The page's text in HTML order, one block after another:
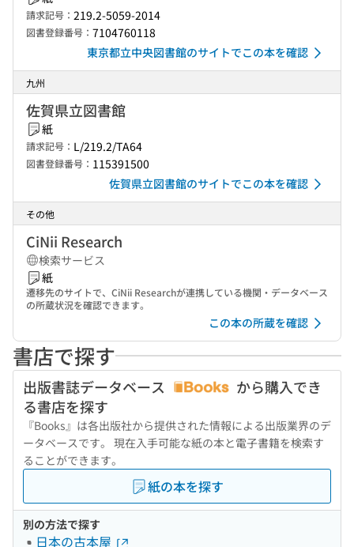
請求記号： 219.2-5059-2014
図書登録番号： 7104760118
東京都立中央図書館のサイトでこの本を確認
九州
佐賀県立図書館
紙
請求記号： L/219.2/TA64
図書登録番号： 115391500
佐賀県立図書館のサイトでこの本を確認
その他
CiNii Research
検索サービス
紙
遷移先のサイトで、CiNii Researchが連携している機関・データベース
の所蔵状況を確認できます。
この本の所蔵を確認
書店で探す
出版書誌データベース
から購入でき
る書店を探す
『Books』は各出版社から提供された情報による出版業界のデ
ータベースです。 現在入手可能な紙の本と電子書籍を検索す
ることができます。
紙の本を探す
別の方法で探す
日本の古本屋